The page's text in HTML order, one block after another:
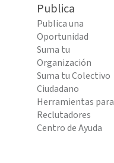
Publica
Publica una
Oportunidad
Suma tu
Organización
Suma tu Colectivo
Ciudadano
Herramientas para
Reclutadores
Centro de Ayuda